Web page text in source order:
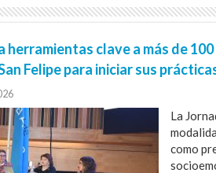
herramientas clave a más de
Felipe para iniciar sus
La
como